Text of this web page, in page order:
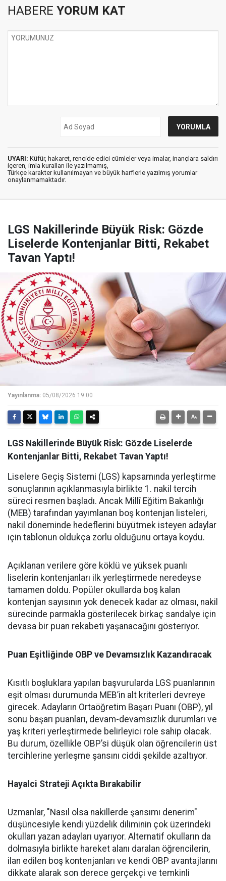
HABERE YORUM KAT
UYARI: Küfür, hakaret, rencide edici cümleler veya imalar, inançlara saldırı
içeren, imla kuralları ile yazılmamış,
Türkçe karakter kullanılmayan ve büyük harflerle yazılmış yorumlar
onaylanmamaktadır.
LGS Nakillerinde Büyük Risk: Gözde
Liselerde Kontenjanlar Bitti, Rekabet
Tavan Yaptı!
Yayınlanma: 05/08/2026 19:00
LGS Nakillerinde Büyük Risk: Gözde Liselerde
Kontenjanlar Bitti, Rekabet Tavan Yaptı!
Liselere Geçiş Sistemi (LGS) kapsamında yerleştirme
sonuçlarının açıklanmasıyla birlikte 1. nakil tercih
süreci resmen başladı. Ancak Millî Eğitim Bakanlığı
(MEB) tarafından yayımlanan boş kontenjan listeleri,
nakil döneminde hedeflerini büyütmek isteyen adaylar
için tablonun oldukça zorlu olduğunu ortaya koydu.
Açıklanan verilere göre köklü ve yüksek puanlı
liselerin kontenjanları ilk yerleştirmede neredeyse
tamamen doldu. Popüler okullarda boş kalan
kontenjan sayısının yok denecek kadar az olması, nakil
sürecinde parmakla gösterilecek birkaç sandalye için
devasa bir puan rekabeti yaşanacağını gösteriyor.
Puan Eşitliğinde OBP ve Devamsızlık Kazandıracak
Kısıtlı boşluklara yapılan başvurularda LGS puanlarının
eşit olması durumunda MEB’in alt kriterleri devreye
girecek. Adayların Ortaöğretim Başarı Puanı (OBP), yıl
sonu başarı puanları, devam-devamsızlık durumları ve
yaş kriteri yerleştirmede belirleyici role sahip olacak.
Bu durum, özellikle OBP’si düşük olan öğrencilerin üst
tercihlerine yerleşme şansını ciddi şekilde azaltıyor.
Hayalci Strateji Açıkta Bırakabilir
Uzmanlar, "Nasıl olsa nakillerde şansımı denerim"
düşüncesiyle kendi yüzdelik diliminin çok üzerindeki
okulları yazan adayları uyarıyor. Alternatif okulların da
dolmasıyla birlikte hareket alanı daralan öğrencilerin,
ilan edilen boş kontenjanları ve kendi OBP avantajlarını
dikkate alarak son derece gerçekçi ve temkinli